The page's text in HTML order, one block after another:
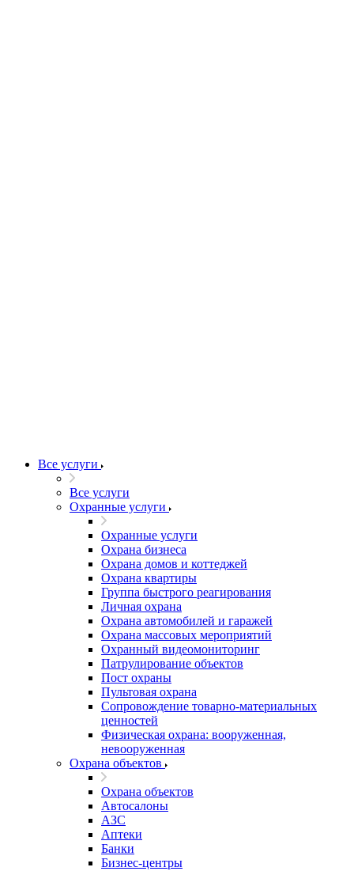
Все услуги
Все услуги
Охранные услуги
Охранные услуги
Охрана бизнеса
Охрана домов и коттеджей
Охрана квартиры
Группа быстрого реагирования
Личная охрана
Охрана автомобилей и гаражей
Охрана массовых мероприятий
Охранный видеомониторинг
Патрулирование объектов
Пост охраны
Пультовая охрана
Сопровождение товарно-материальных
ценностей
Физическая охрана: вооруженная,
невооруженная
Охрана объектов
Охрана объектов
Автосалоны
АЗС
Аптеки
Банки
Бизнес-центры